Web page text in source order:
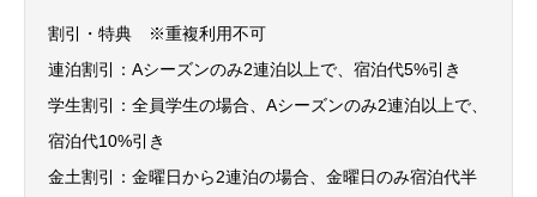
割引・特典 ※重複利用不可
連泊割引：Aシーズンのみ2連泊以上で、宿泊代5%引き
学生割引：全員学生の場合、Aシーズンのみ2連泊以上で、
宿泊代10%引き
金土割引：金曜日から2連泊の場合、金曜日のみ宿泊代半